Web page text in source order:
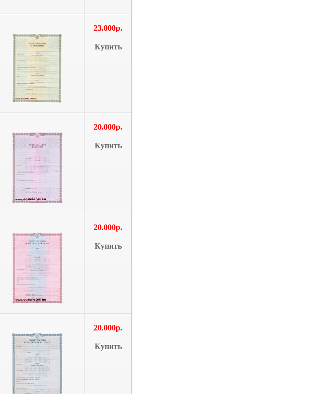
23.000р.
Купить
20.000р.
Купить
20.000р.
Купить
20.000р.
Купить